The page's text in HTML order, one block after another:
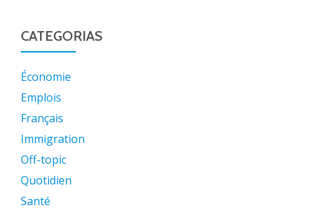
CATEGORIAS
Économie
Emplois
Français
Immigration
Off-topic
Quotidien
Santé